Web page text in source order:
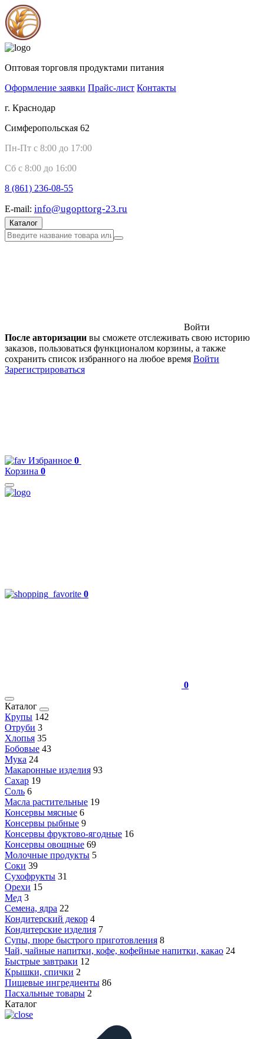
Оптовая торговля продуктами питания
Оформление заявки Прайс-лист Контакты
г. Краснодар
Симферопольская 62
Пн-Пт с 8:00 до 17:00
Сб с 8:00 до 16:00
8 (861) 236-08-55
E-mail: info@ugopttorg-23.ru
Каталог
Войти
После авторизации вы сможете отслеживать свою историю
заказов, пользоваться функционалом корзины, а также
сохранить список избранного на любое время Войти
Зарегистрироваться
Избранное 0
Корзина 0
0
0
Каталог
Крупы 142
Отруби 3
Хлопья 35
Бобовые 43
Мука 24
Макаронные изделия 93
Сахар 19
Соль 6
Масла растительные 19
Консервы мясные 6
Консервы рыбные 9
Консервы фруктово-ягодные 16
Консервы овощные 69
Молочные продукты 5
Соки 39
Сухофрукты 31
Орехи 15
Мед 3
Семена, ядра 22
Кондитерский декор 4
Кондитерские изделия 7
Супы, пюре быстрого приготовления 8
Чай, чайные напитки, кофе, кофейные напитки, какао 24
Быстрые завтраки 12
Крышки, спички 2
Пищевые ингредиенты 86
Пасхальные товары 2
Каталог